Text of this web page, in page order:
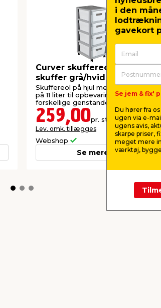
Curver skuffereol 4
skuffer grå/hvid 69 x 30 x
36 cm
Skuffereol på hjul med 4 skuffer
på 11 liter til opbevaring af
forskellige genstande.
259,00pr. stk.
Lev. omk. tillægges
Webshop
Se mere
i den
gavekort
Se jem & fix'
Du hører fra
ugen via e-
ugens avis,
skarpe priser,
meget mere
værktøj,